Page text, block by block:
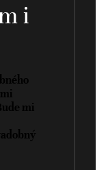
mi